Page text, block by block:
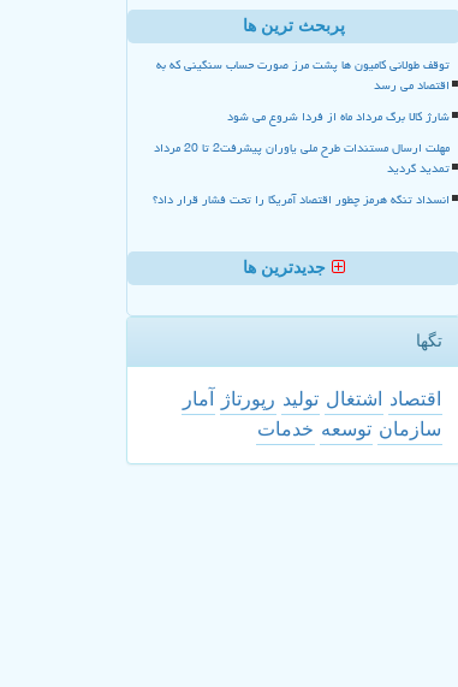
پربحث ترین ها
توقف طولانی کامیون ها پشت مرز صورت حساب سنگینی که به
اقتصاد می رسد
شارژ کالا برگ مرداد ماه از فردا شروع می شود
مهلت ارسال مستندات طرح ملی یاوران پیشرفت2 تا 20 مرداد
تمدید گردید
انسداد تنگه هرمز چطور اقتصاد آمریکا را تحت فشار قرار داد؟
جدیدترین ها
تگها
اقتصاد اشتغال تولید رپورتاژ
آمار
سازمان توسعه خدمات